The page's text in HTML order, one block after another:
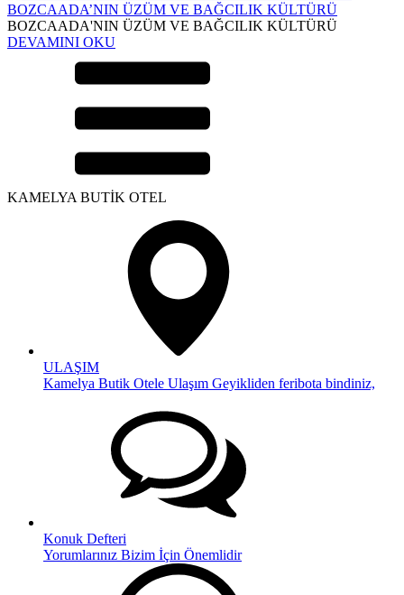
BOZCAADA’NIN ÜZÜM VE BAĞCILIK KÜLTÜRÜ
BOZCAADA'NIN ÜZÜM VE BAĞCILIK KÜLTÜRÜ
DEVAMINI OKU
KAMELYA BUTİK OTEL
ULAŞIM
Kamelya Butik Otele Ulaşım Geyikliden feribota bindiniz,
Konuk Defteri
Yorumlarınız Bizim İçin Önemlidir